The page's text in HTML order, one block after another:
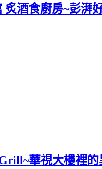
酒食廚房~彭湃
華視大樓裡的